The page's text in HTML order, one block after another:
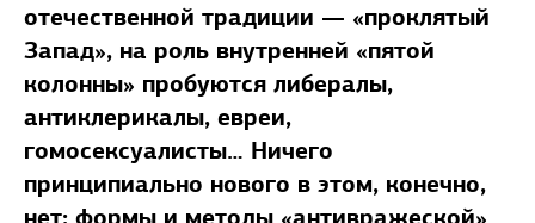
отечественной традиции — «проклятый
Запад», на роль внутренней «пятой
колонны» пробуются либералы,
антиклерикалы, евреи,
гомосексуалисты… Ничего
принципиально нового в этом, конечно,